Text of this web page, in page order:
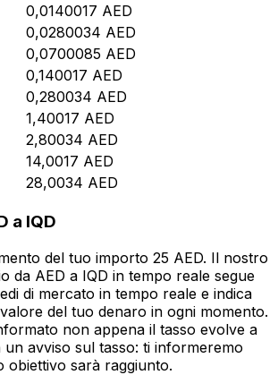
0,0140017 AED
0,0280034 AED
0,0700085 AED
0,140017 AED
0,280034 AED
1,40017 AED
2,80034 AED
14,0017 AED
28,0034 AED
a IQD
del tuo importo 25 AED. Il nostro
da AED a IQD in tempo reale segue
di mercato in tempo reale e indica
del tuo denaro in ogni momento.
non appena il tasso evolve a
avviso sul tasso: ti informeremo
obiettivo sarà raggiunto.